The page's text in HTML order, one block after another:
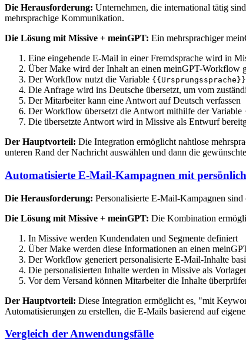
Die Herausforderung: Unternehmen, die international tätig
mehrsprachige Kommunikation.
Die Lösung mit Missive + meinGPT: Ein mehrsprachiger
Eine eingehende E-Mail in einer Fremdsprache wird in
Über Make wird der Inhalt an einen meinGPT-Workflow
Der Workflow nutzt die Variable {{Ursprungssprache}}
Die Anfrage wird ins Deutsche übersetzt, um vom
Der Mitarbeiter kann eine Antwort auf Deutsch verfassen
Der Workflow übersetzt die Antwort mithilfe der Variable
Die übersetzte Antwort wird in Missive als Entwurf
Der Hauptvorteil: Die Integration ermöglicht nahtlose
unteren Rand der Nachricht auswählen und dann die
Automatisierte E-Mail-Kampagnen mit
Die Herausforderung: Personalisierte E-Mail-Kampagnen
Die Lösung mit Missive + meinGPT: Die Kombination
In Missive werden Kundendaten und Segmente definiert
Über Make werden diese Informationen an einen
Der Workflow generiert personalisierte E-Mail-Inhalte
Die personalisierten Inhalte werden in Missive als
Vor dem Versand können Mitarbeiter die Inhalte
Der Hauptvorteil: Diese Integration ermöglicht es, "mit
Automatisierungen zu erstellen, die E-Mails basierend auf
Vergleich der Anwendungsfälle